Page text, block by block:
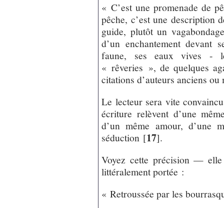
« C’est une promenade de
pêche, c’est une description
guide, plutôt un
d’un enchantement devant
faune, ses eaux vives -
« rêveries », de quelques
citations d’auteurs anciens
Le lecteur sera vite
écriture relèvent d’une
d’un même amour, d’une
séduction [17].
Voyez cette précision — elle
littéralement portée :
« Retroussée par les